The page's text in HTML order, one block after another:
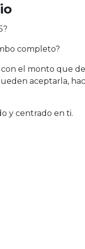
completo?
el monto que
aceptarla,
y centrado en ti.